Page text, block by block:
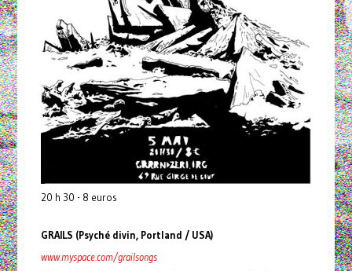
20 h 30 - 8 euros
GRAILS (Psyché divin, Portland / USA)
www.myspace.com/grailsongs